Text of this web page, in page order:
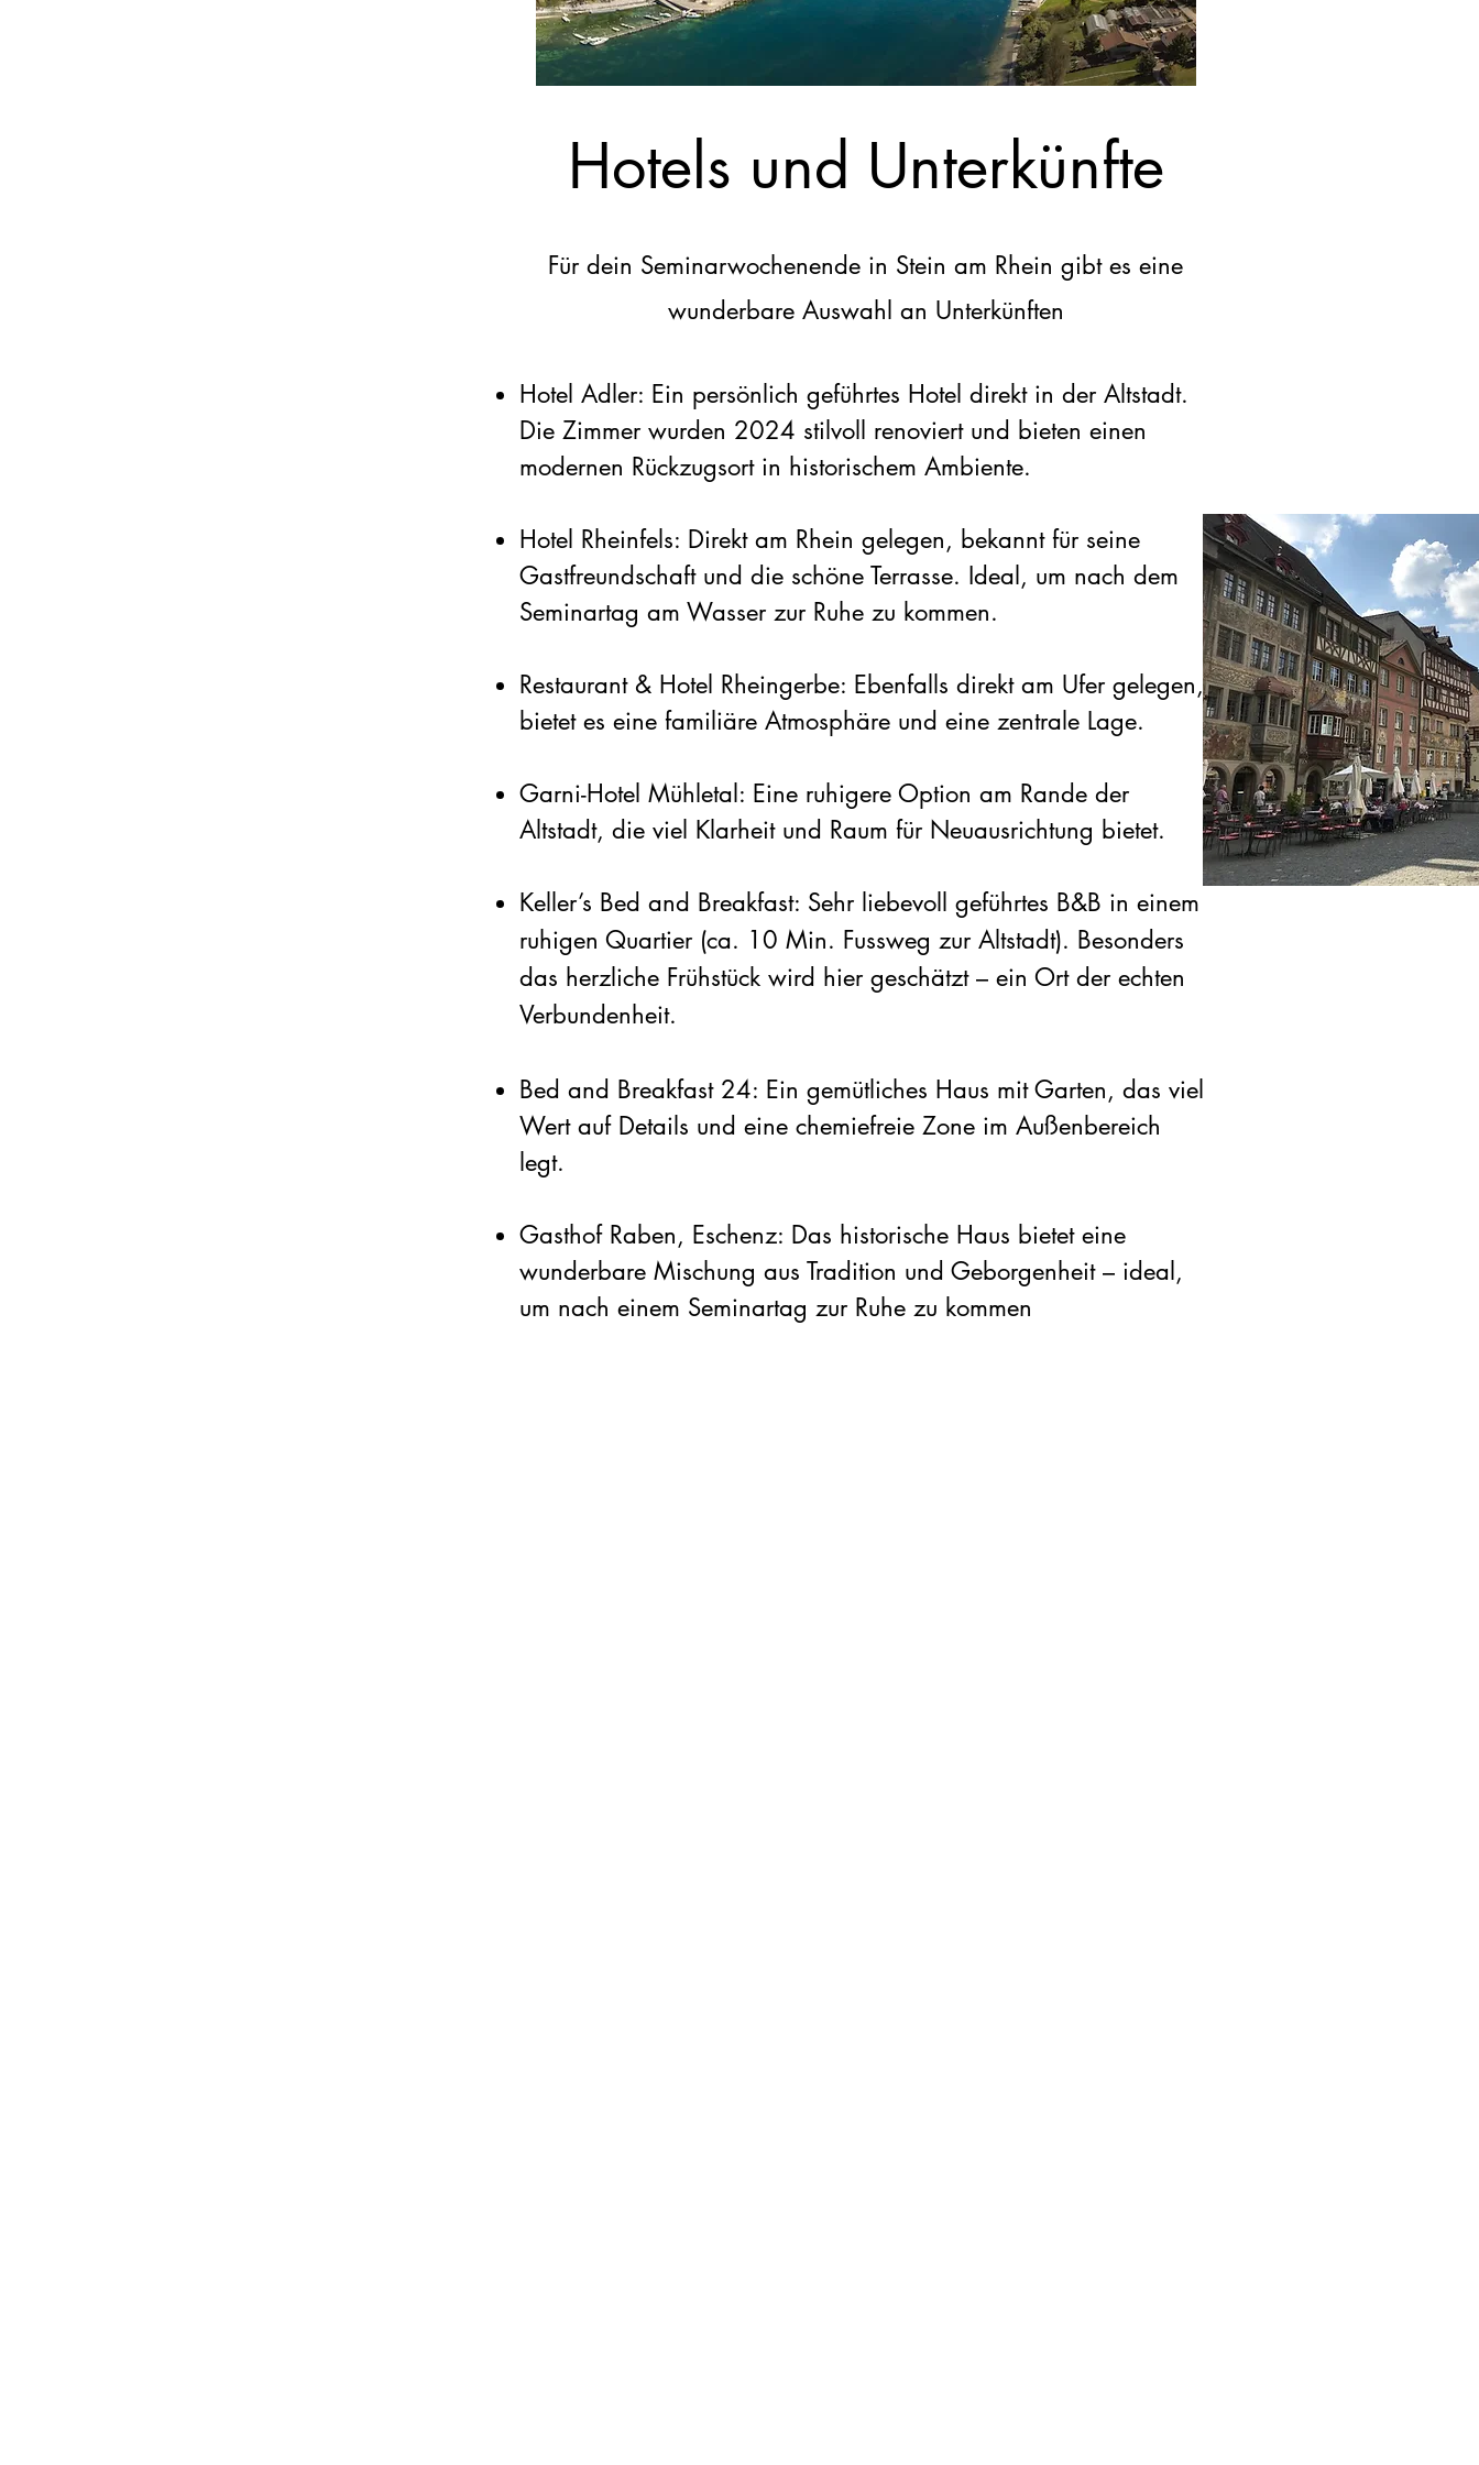
Hotels und Unterkünfte
Für dein Seminarwochenende in Stein am Rhein gibt es eine
wunderbare Auswahl an Unterkünften
Hotel Adler: Ein persönlich geführtes Hotel direkt in der Altstadt.
Die Zimmer wurden 2024 stilvoll renoviert und bieten einen
modernen Rückzugsort in historischem Ambiente.
Hotel Rheinfels: Direkt am Rhein gelegen, bekannt für seine
Gastfreundschaft und die schöne Terrasse. Ideal, um nach dem
Seminartag am Wasser zur Ruhe zu kommen.
Restaurant & Hotel Rheingerbe: Ebenfalls direkt am Ufer gelegen,
bietet es eine familiäre Atmosphäre und eine zentrale Lage.
Garni-Hotel Mühletal: Eine ruhigere Option am Rande der
Altstadt, die viel Klarheit und Raum für Neuausrichtung bietet.
Keller’s Bed and Breakfast: Sehr liebevoll geführtes B&B in einem
ruhigen Quartier (ca. 10 Min. Fussweg zur Altstadt). Besonders
das herzliche Frühstück wird hier geschätzt – ein Ort der echten
Verbundenheit.
Bed and Breakfast 24: Ein gemütliches Haus mit Garten, das viel
Wert auf Details und eine chemiefreie Zone im Außenbereich
legt.
Gasthof Raben, Eschenz: Das historische Haus bietet eine
wunderbare Mischung aus Tradition und Geborgenheit – ideal,
um nach einem Seminartag zur Ruhe zu kommen